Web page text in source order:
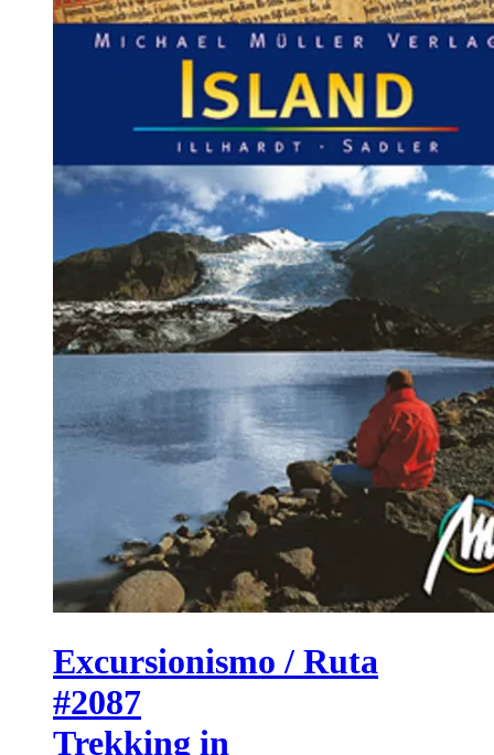
Excursionismo / Ruta
#2087
Trekking in